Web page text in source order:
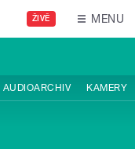
ŽIVĚ MENU
AUDIOARCHIV KAMERY